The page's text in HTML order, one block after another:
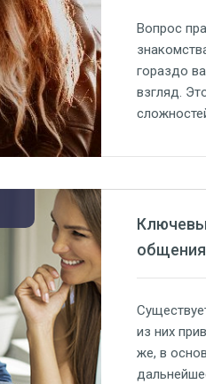
Вопрос
гораздо
взгляд.
Возможно,
из них
же, в